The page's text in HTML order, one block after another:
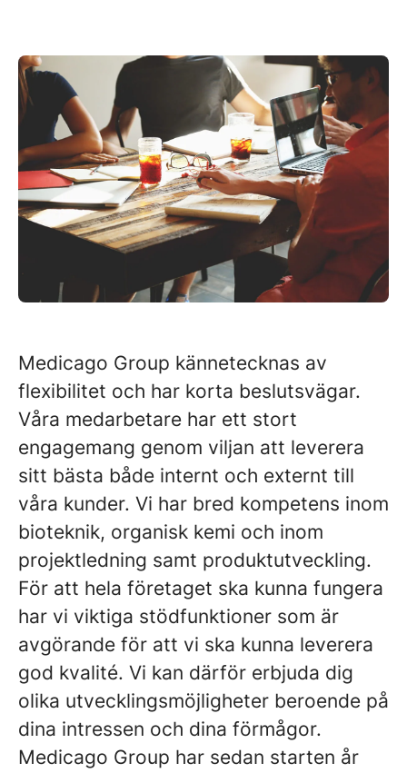
Medicago Group kännetecknas av
flexibilitet och har korta beslutsvägar.
Våra medarbetare har ett stort
engagemang genom viljan att leverera
sitt bästa både internt och externt till
våra kunder. Vi har bred kompetens inom
bioteknik, organisk kemi och inom
projektledning samt produktutveckling.
För att hela företaget ska kunna fungera
har vi viktiga stödfunktioner som är
avgörande för att vi ska kunna leverera
god kvalité. Vi kan därför erbjuda dig
olika utvecklingsmöjligheter beroende på
dina intressen och dina förmågor.
Medicago Group har sedan starten år